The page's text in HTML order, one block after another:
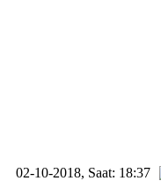
02-10-2018, Saat: 18:37